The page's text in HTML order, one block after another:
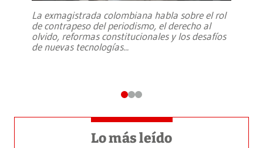
La exmagistrada colombiana habla sobre el rol
de contrapeso del periodismo, el derecho al
olvido, reformas constitucionales y los desafíos
de nuevas tecnologías...
Lo más leído